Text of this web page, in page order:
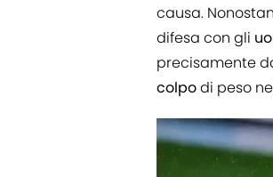
causa.
difesa con gli
precisamente
colpodi peso